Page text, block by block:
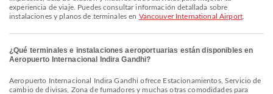
experiencia de viaje. Puedes consultar información detallada sobre
instalaciones y planos de terminales en Vancouver International Airport.
¿Qué terminales e instalaciones aeroportuarias están disponibles en
Aeropuerto Internacional Indira Gandhi?
Aeropuerto Internacional Indira Gandhi ofrece Estacionamientos, Servicio de
cambio de divisas, Zona de fumadores y muchas otras comodidades para